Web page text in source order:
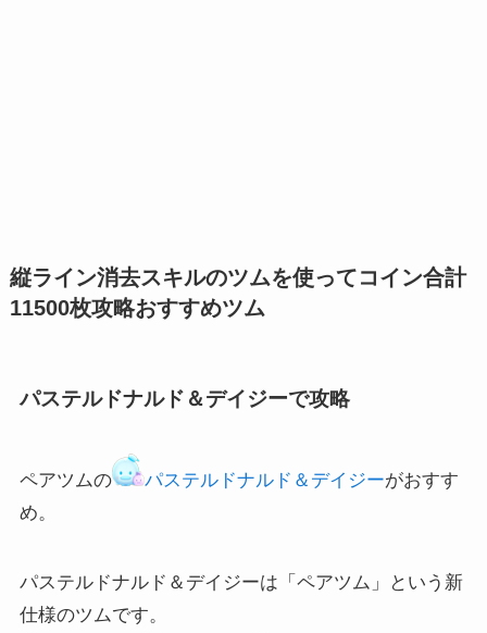
縦ライン消去スキルのツムを使ってコイン合計
11500枚攻略おすすめツム
パステルドナルド＆デイジーで攻略
ペアツムの パステルドナルド＆デイジーがおすす
め。
パステルドナルド＆デイジーは「ペアツム」という新
仕様のツムです。